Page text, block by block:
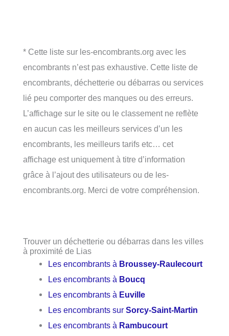
* Cette liste sur les-encombrants.org avec les
encombrants n’est pas exhaustive. Cette liste de
encombrants, déchetterie ou débarras ou services
lié peu comporter des manques ou des erreurs.
L’affichage sur le site ou le classement ne reflète
en aucun cas les meilleurs services d’un les
encombrants, les meilleurs tarifs etc… cet
affichage est uniquement à titre d’information
grâce à l’ajout des utilisateurs ou de les-
encombrants.org. Merci de votre compréhension.
Trouver un déchetterie ou débarras dans les villes
à proximité de Lias
Les encombrants à Broussey-Raulecourt
Les encombrants à Boucq
Les encombrants à Euville
Les encombrants surSorcy-Saint-Martin
Les encombrants à Rambucourt